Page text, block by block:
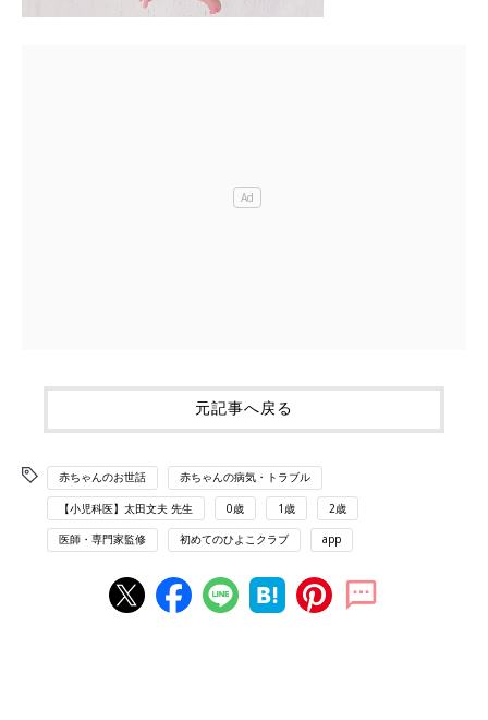
元記事へ戻る
赤ちゃんのお世話 赤ちゃんの病気・トラブル
【小児科医】太田文夫 先生 0歳 1歳 2歳
医師・専門家監修 初めてのひよこクラブ app